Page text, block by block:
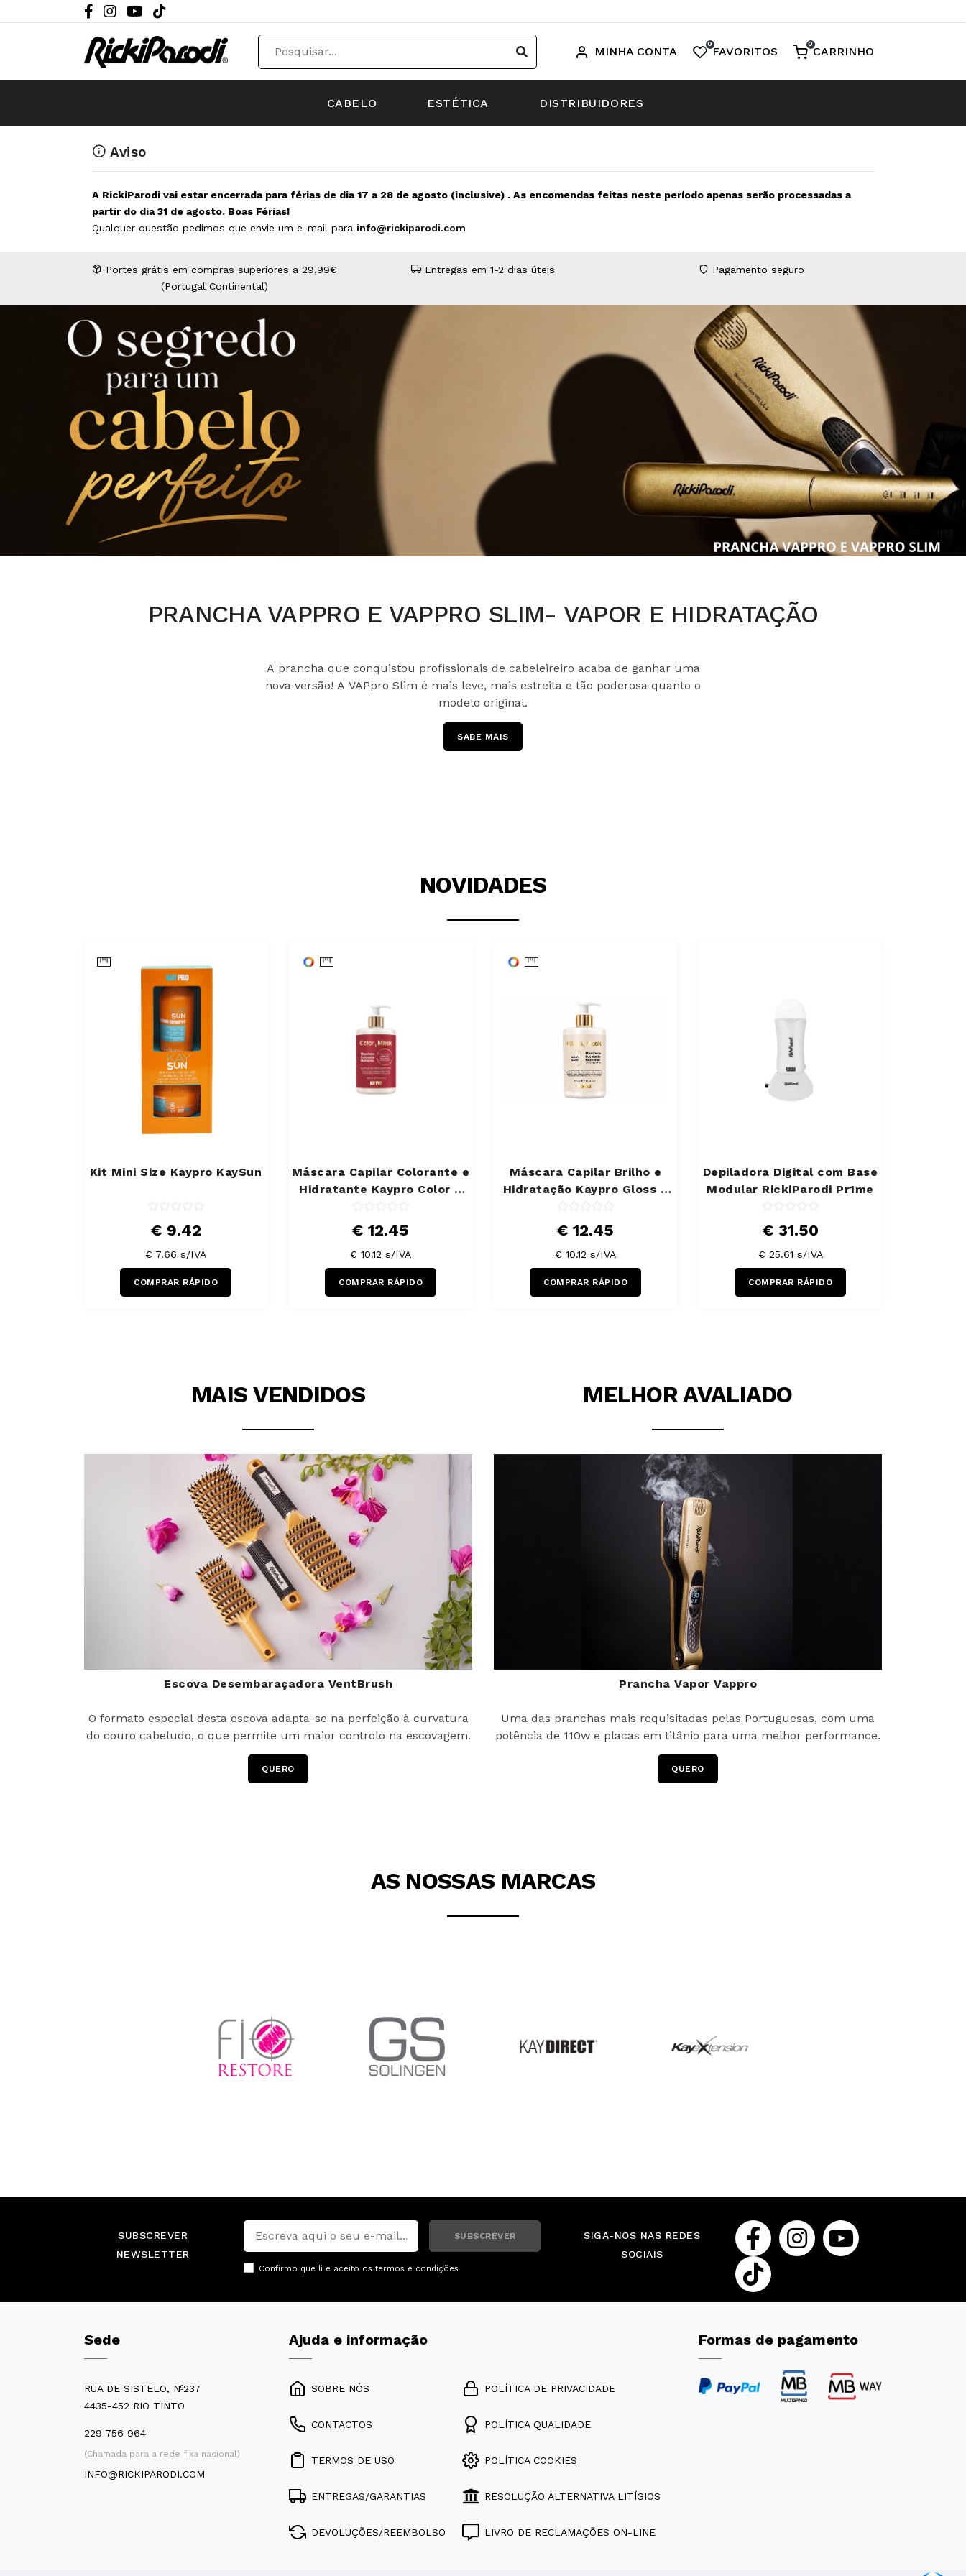
MINHA CONTA
0
FAVORITOS
0
CARRINHO
CABELO ESTÉTICA DISTRIBUIDORES
Aviso
A RickiParodi vai estar encerrada para férias de dia 17 a 28 de agosto (inclusive) . As encomendas feitas neste período apenas serão processadas a
partir do dia 31 de agosto. Boas Férias!
Qualquer questão pedimos que envie um e-mail para info@rickiparodi.com
Portes grátis em compras superiores a 29,99€
(Portugal Continental)
Entregas em 1-2 dias úteis Pagamento seguro
PRANCHA VAPPRO E VAPPRO SLIM- VAPOR E HIDRATAÇÃO
A prancha que conquistou profissionais de cabeleireiro acaba de ganhar uma
nova versão! A VAPpro Slim é mais leve, mais estreita e tão poderosa quanto o
modelo original.
SABE MAIS
NOVIDADES
Kit Mini Size Kaypro KaySun
€ 9.42
€ 7.66 s/IVA
COMPRAR RÁPIDO
Máscara Capilar Colorante e
Hidratante Kaypro Color +
€ 12.45
€ 10.12 s/IVA
COMPRAR RÁPIDO
Máscara Capilar Brilho e
Hidratação Kaypro Gloss +
€ 12.45
€ 10.12 s/IVA
COMPRAR RÁPIDO
Depiladora Digital com Base
Modular RickiParodi Pr1me
€ 31.50
€ 25.61 s/IVA
COMPRAR RÁPIDO
MAIS VENDIDOS
Escova Desembaraçadora VentBrush
O formato especial desta escova adapta-se na perfeição à curvatura
do couro cabeludo, o que permite um maior controlo na escovagem.
QUERO
MELHOR AVALIADO
Prancha Vapor Vappro
Uma das pranchas mais requisitadas pelas Portuguesas, com uma
potência de 110w e placas em titânio para uma melhor performance.
QUERO
AS NOSSAS MARCAS
SUBSCREVER
NEWSLETTER
SUBSCREVER
Confirmo que li e aceito os termos e condições
SIGA-NOS NAS REDES
SOCIAIS
Sede
RUA DE SISTELO, Nº237
4435-452 RIO TINTO
229 756 964
(Chamada para a rede fixa nacional)
INFO@RICKIPARODI.COM
Ajuda e informação
SOBRE NÓS
CONTACTOS
TERMOS DE USO
ENTREGAS/GARANTIAS
DEVOLUÇÕES/REEMBOLSO
POLÍTICA DE PRIVACIDADE
POLÍTICA QUALIDADE
POLÍTICA COOKIES
RESOLUÇÃO ALTERNATIVA LITÍGIOS
LIVRO DE RECLAMAÇÕES ON-LINE
Formas de pagamento